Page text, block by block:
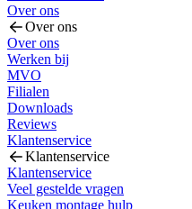
Over ons
Over ons
Over ons
Werken bij
MVO
Filialen
Downloads
Reviews
Klantenservice
Klantenservice
Klantenservice
Veel gestelde vragen
Keuken montage hulp